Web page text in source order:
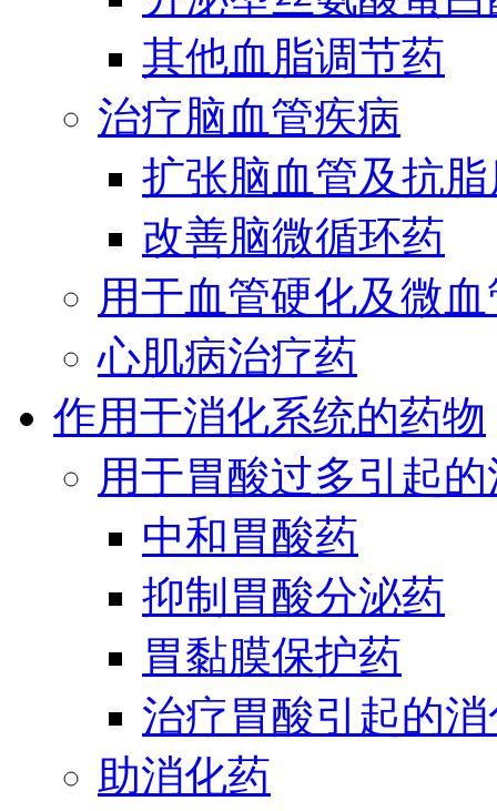
其他血脂调节药
治疗脑血管疾病
扩张脑血管及抗
改善脑微循环药
用于血管硬化及微
心肌病治疗药
作用于消化系统的药物
用于胃酸过多引起
中和胃酸药
抑制胃酸分泌药
胃黏膜保护药
治疗胃酸引起的
助消化药